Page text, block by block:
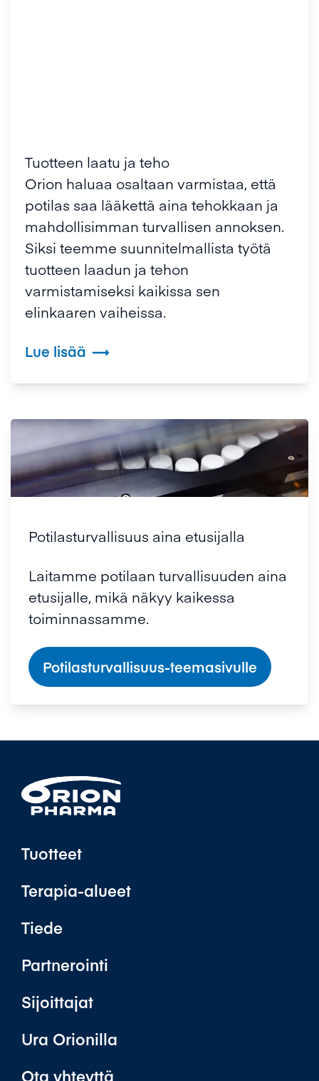
Tuotteen laatu ja teho
Orion haluaa osaltaan varmistaa, että
potilas saa lääkettä aina tehokkaan ja
mahdollisimman turvallisen annoksen.
Siksi teemme suunnitelmallista työtä
tuotteen laadun ja tehon
varmistamiseksi kaikissa sen
elinkaaren vaiheissa.
Lue lisää 
Potilasturvallisuus aina etusijalla
Laitamme potilaan turvallisuuden aina
etusijalle, mikä näkyy kaikessa
toiminnassamme.
Potilasturvallisuus-teemasivulle
Tuotteet
Terapia-alueet
Tiede
Partnerointi
Sijoittajat
Ura Orionilla
Ota yhteyttä